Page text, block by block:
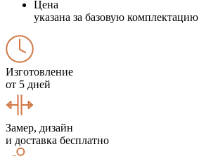
Цена
указана за базовую комплектацию
Изготовление
от 5 дней
Замер, дизайн
и доставка бесплатно